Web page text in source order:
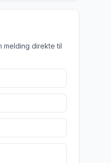
melding direkte til